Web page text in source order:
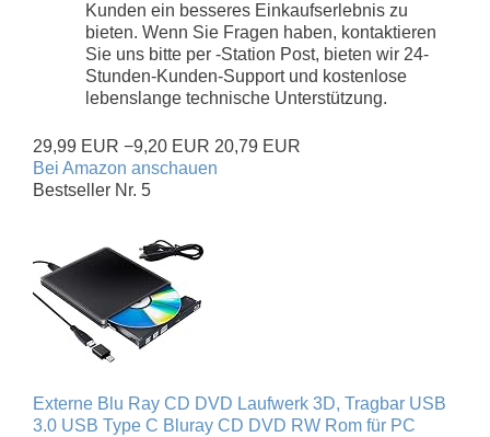
Kunden ein besseres Einkaufserlebnis zu
bieten. Wenn Sie Fragen haben, kontaktieren
Sie uns bitte per -Station Post, bieten wir 24-
Stunden-Kunden-Support und kostenlose
lebenslange technische Unterstützung.
29,99 EUR −9,20 EUR 20,79 EUR
Bei Amazon anschauen
Bestseller Nr. 5
Externe Blu Ray CD DVD Laufwerk 3D, Tragbar USB
3.0 USB Type C Bluray CD DVD RW Rom für PC